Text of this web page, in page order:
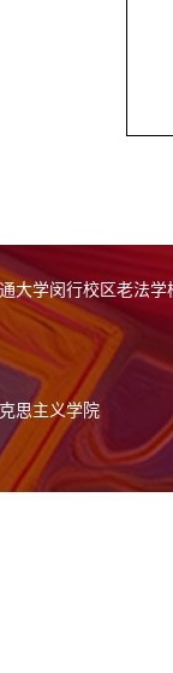
大学闵行校区老法学
思主义学院